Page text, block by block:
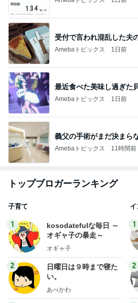
受付で言われ混乱した夫
Amebaトピックス 1日前
最近食べた美味し過ぎた
Amebaトピックス 1日前
義父の手術がまだ決まら
Amebaトピックス 11時間前
トップブロガーランキング
子育て
1
kosodatefulな毎日 ～
オギャ子の暴走～
オギャ子
2
日曜日は９時まで寝た
い。
あべかわ
1
2